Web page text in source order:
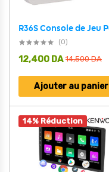
(0)
14,500DA
12,400 DA
Ajouter au panier
14% Réduction